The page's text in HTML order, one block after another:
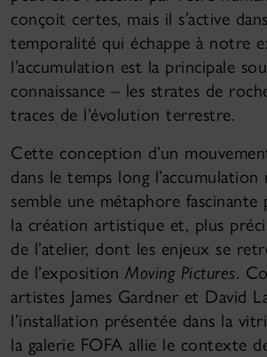
conçoit certes, mais il s’active
temporalité qui échappe à notre
l’accumulation est la principale
connaissance – les strates de
traces de l’évolution terrestre.
Cette conception d’un
dans le temps long
semble une métaphore fascinante
la création artistique et, plus
de l’atelier, dont les enjeux se
de l’exposition Moving Pictures.
artistes James Gardner et David
l’installation présentée dans la
la galerie FOFA allie le contexte